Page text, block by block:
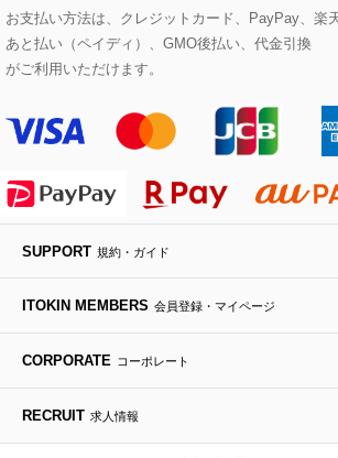
eur3
Maison de CINQ
MK MICHEL KLEIN BAG
HIROKO KOSHINO
セットアップワンピース
ステンカラーコート
ライダースジャケット
デニムジャケット
ダウンジャケット・コート
ヘアアクセサリー
ハンカチ・バンダナ
手袋
チャーム・ストラップ
ブローチ・コサージュ
ボストンバッグ
バックパック・リュック
ボディバッグ・メッセンジャーバッ
トラベルバッグ
スニーカー
フラットシューズ
ローファー
ドレスシューズ
ローズ
カサブランカ・カラー
ラナンキュラス
ポプリアレンジ＆フレグランス
お支払い方法は、クレジットカード、PayPay、楽
あと払い（ペイディ）、GMO後払い、代金引換
がご利用いただけます。
SUPPORT 規約・ガイド
ITOKIN MEMBERS 会員登録・マイページ
CORPORATE コーポレート
RECRUIT 求人情報